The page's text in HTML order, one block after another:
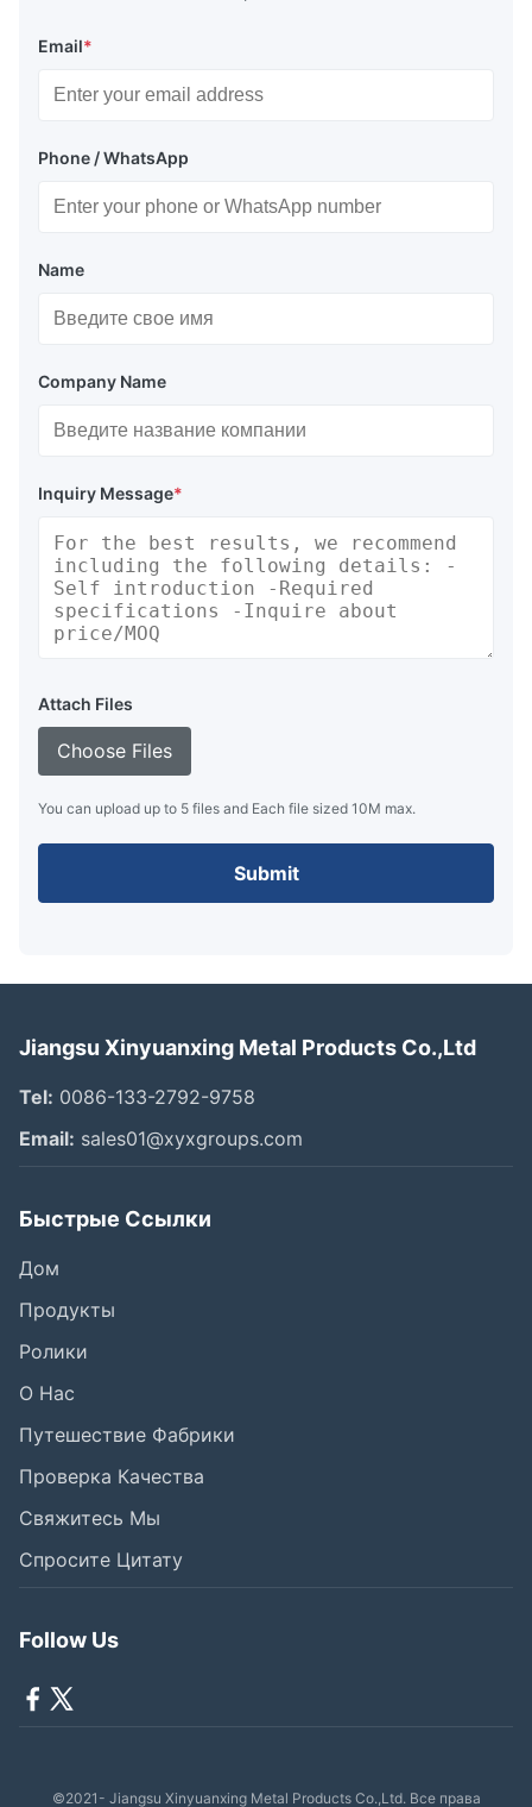
Email*
Phone / WhatsApp
Name
Company Name
Inquiry Message*
Attach Files
Choose Files
You can upload up to 5 files and Each file sized 10M max.
Submit
Jiangsu Xinyuanxing Metal Products Co.,Ltd
Tel: 0086-133-2792-9758
Email: sales01@xyxgroups.com
Быстрые Ссылки
Дом
Продукты
Ролики
О Нас
Путешествие Фабрики
Проверка Качества
Свяжитесь Мы
Спросите Цитату
Follow Us
©2021- Jiangsu Xinyuanxing Metal Products Co.,Ltd. Все права